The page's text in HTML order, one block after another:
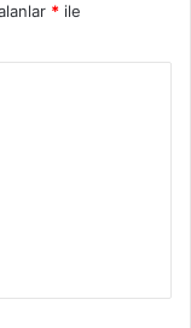
* ile